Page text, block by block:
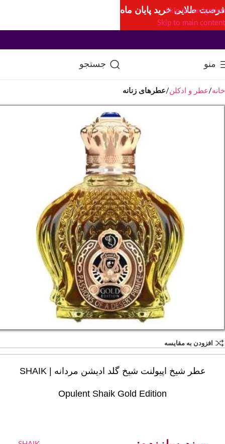
Skip to navigation
Skip to main content
منو جستجو
خانه عطر و ادکلن عطرهای زنانه
افزودن به مقایسه
عطر شیخ اپیولنت شیخ گلد ادیشن مردانه | SHAIK
Opulent Shaik Gold Edition
فرصت طلایی خرید پایان ماه